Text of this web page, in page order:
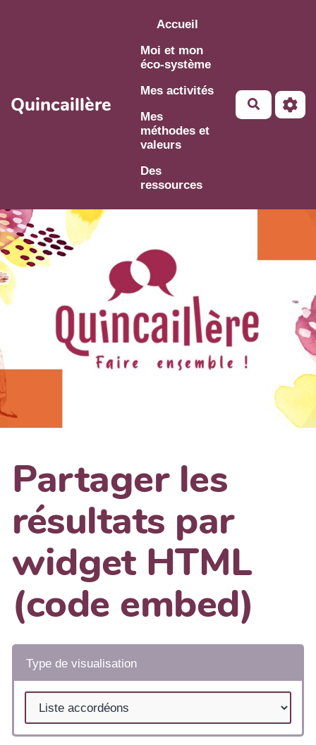
Aller au contenu principal
Quincaillère
Accueil
Moi et mon
éco-système
Mes activités
Mes
méthodes et
valeurs
Des
ressources
Partager les
résultats par
widget HTML
(code embed)
Type de visualisation